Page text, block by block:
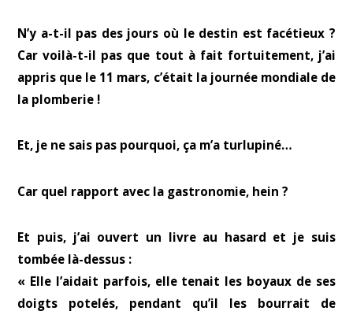
N’y a-t-il pas des jours où le destin est facétieux ?
Car voilà-t-il pas que tout à fait fortuitement, j’ai
appris que le 11 mars, c’était la journée mondiale de
la plomberie !
Et, je ne sais pas pourquoi, ça m’a turlupiné…
Car quel rapport avec la gastronomie, hein ?
Et puis, j’ai ouvert un livre au hasard et je suis
tombée là-dessus :
« Elle l’aidait parfois, elle tenait les boyaux de ses
doigts potelés, pendant qu’il les bourrait de